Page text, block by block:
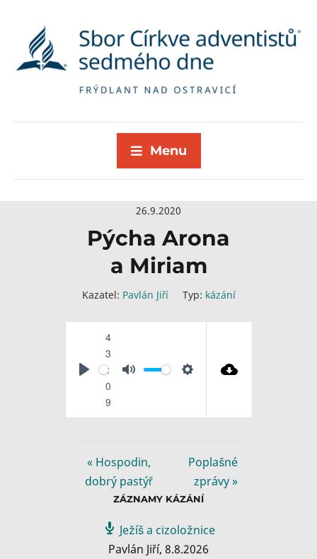
Menu
26.9.2020
Pýcha Arona
a Miriam
Kazatel: Pavlán Jiří Typ: kázání
P
4
3
:
0
9
M
S
n
s
« Hospodin,
dobrý pastýř
Poplašné
zprávy »
ZÁZNAMY KÁZÁNÍ
Ježíš a cizoložnice
Pavlán Jiří, 8.8.2026